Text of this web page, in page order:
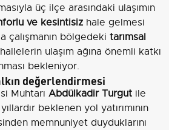
üç ilçe arasındaki ulaşımın
ve kesintisiz hale gelmesi
çalışmanın bölgedeki tarımsal
ulaşım ağına önemli katkı
bekleniyor.
değerlendirmesi
Muhtarı Abdülkadir Turgut ile
beklenen yol yatırımının
memnuniyet duyduklarını